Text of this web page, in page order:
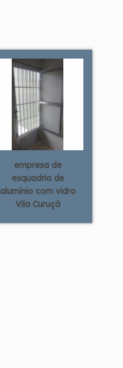
empresa de
esquadria de
alumínio com vidro
Vila Curuçá